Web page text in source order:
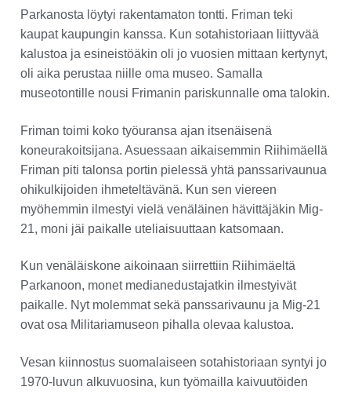
Parkanosta löytyi rakentamaton tontti. Friman teki
kaupat kaupungin kanssa. Kun sotahistoriaan liittyvää
kalustoa ja esineistöäkin oli jo vuosien mittaan kertynyt,
oli aika perustaa niille oma museo. Samalla
museotontille nousi Frimanin pariskunnalle oma talokin.
Friman toimi koko työuransa ajan itsenäisenä
koneurakoitsijana. Asuessaan aikaisemmin Riihimäellä
Friman piti talonsa portin pielessä yhtä panssarivaunua
ohikulkijoiden ihmeteltävänä. Kun sen viereen
myöhemmin ilmestyi vielä venäläinen hävittäjäkin Mig-
21, moni jäi paikalle uteliaisuuttaan katsomaan.
Kun venäläiskone aikoinaan siirrettiin Riihimäeltä
Parkanoon, monet medianedustajatkin ilmestyivät
paikalle. Nyt molemmat sekä panssarivaunu ja Mig-21
ovat osa Militariamuseon pihalla olevaa kalustoa.
Vesan kiinnostus suomalaiseen sotahistoriaan syntyi jo
1970-luvun alkuvuosina, kun työmailla kaivuutöiden